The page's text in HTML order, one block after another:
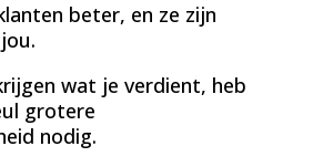
beter, en ze zijn
wat je verdient, heb
grotere
nodig.